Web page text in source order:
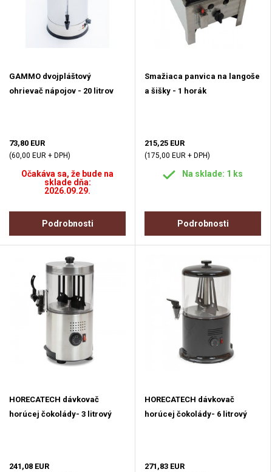
GAMMO dvojpláštový
ohrievač nápojov - 20 litrov
73,80 EUR
(60,00 EUR + DPH)
Očakáva sa, že bude na
sklade dňa:
2026.09.29.
Podrobnosti
Smažiaca panvica na langoše
a šišky - 1 horák
215,25 EUR
(175,00 EUR + DPH)
Na sklade: 1 ks
Podrobnosti
HORECATECH dávkovač
horúcej čokolády- 3 litrový
241,08 EUR
HORECATECH dávkovač
horúcej čokolády- 6 litrový
271,83 EUR